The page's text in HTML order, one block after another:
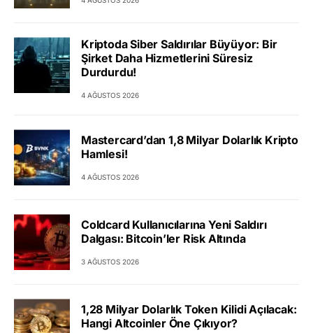
Kriptoda Siber Saldırılar Büyüyor: Bir
Şirket Daha Hizmetlerini Süresiz
Durdurdu!
4 AĞUSTOS 2026
Mastercard’dan 1,8 Milyar Dolarlık Kripto
Hamlesi!
4 AĞUSTOS 2026
Coldcard Kullanıcılarına Yeni Saldırı
Dalgası: Bitcoin’ler Risk Altında
3 AĞUSTOS 2026
1,28 Milyar Dolarlık Token Kilidi Açılacak:
Hangi Altcoinler Öne Çıkıyor?